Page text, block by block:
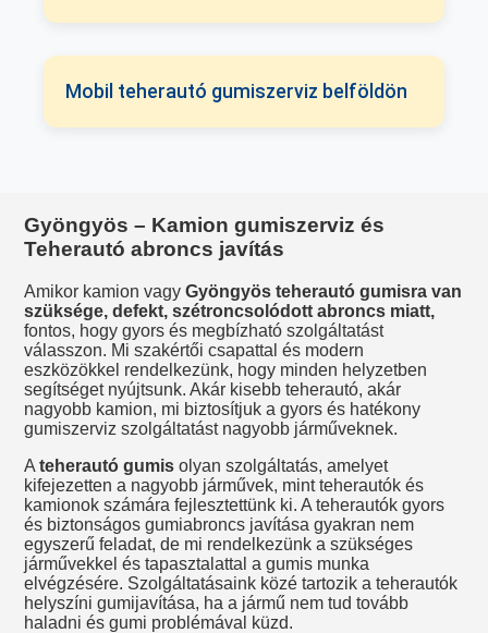
Mobil teherautó gumiszerviz belföldön
Gyöngyös – Kamion gumiszerviz és
Teherautó abroncs javítás
Amikor kamion vagyGyöngyös teherautó gumisra van
szüksége, defekt, szétroncsolódott abroncs miatt,
fontos, hogy gyors és megbízható szolgáltatást
válasszon. Mi szakértői csapattal és modern
eszközökkel rendelkezünk, hogy minden helyzetben
segítséget nyújtsunk. Akár kisebb teherautó, akár
nagyobb kamion, mi biztosítjuk a gyors és hatékony
gumiszerviz szolgáltatást nagyobb járműveknek.
Ateherautó gumis olyan szolgáltatás, amelyet
kifejezetten a nagyobb járművek, mint teherautók és
kamionok számára fejlesztettünk ki. A teherautók gyors
és biztonságos gumiabroncs javítása gyakran nem
egyszerű feladat, de mi rendelkezünk a szükséges
járművekkel és tapasztalattal a gumis munka
elvégzésére. Szolgáltatásaink közé tartozik a teherautók
helyszíni gumijavítása, ha a jármű nem tud tovább
haladni és gumi problémával küzd.